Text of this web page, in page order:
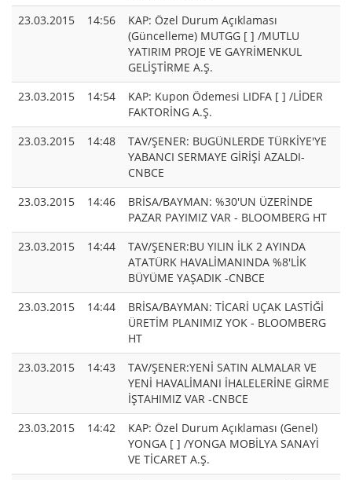
23.03.2015
14:56
KAP: Özel Durum Açıklaması
(Güncelleme) MUTGG [ ] /MUTLU
YATIRIM PROJE VE GAYRİMENKUL
GELİŞTİRME A.Ş.
23.03.2015
14:54
KAP: Kupon Ödemesi LIDFA [ ] /LİDER
FAKTORİNG A.Ş.
23.03.2015
14:48
TAV/ŞENER: BUGÜNLERDE TÜRKİYE'YE
YABANCI SERMAYE GİRİŞİ AZALDI-
CNBCE
23.03.2015
14:46
BRİSA/BAYMAN: %30'UN ÜZERİNDE
PAZAR PAYIMIZ VAR - BLOOMBERG HT
23.03.2015
14:44
TAV/ŞENER:BU YILIN İLK 2 AYINDA
ATATÜRK HAVALİMANINDA %8'LİK
BÜYÜME YAŞADIK -CNBCE
23.03.2015
14:44
BRİSA/BAYMAN: TİCARİ UÇAK LASTİĞİ
ÜRETİM PLANIMIZ YOK - BLOOMBERG
HT
23.03.2015
14:43
TAV/ŞENER:YENİ SATIN ALMALAR VE
YENİ HAVALİMANI İHALELERİNE GİRME
İŞTAHIMIZ VAR -CNBCE
23.03.2015
14:42
KAP: Özel Durum Açıklaması (Genel)
YONGA [ ] /YONGA MOBİLYA SANAYİ
VE TİCARET A.Ş.